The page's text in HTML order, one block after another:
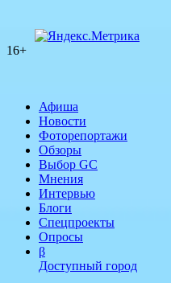
16+
Афиша
Новости
Фоторепортажи
Обзоры
Выбор GC
Мнения
Интервью
Блоги
Спецпроекты
Опросы
β
Доступный город